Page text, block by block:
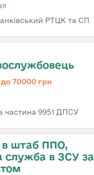
РТЦК та СП
до 70000 грн
частина 9951 ДПСУ
в штаб ППО,
служба в ЗСУ за